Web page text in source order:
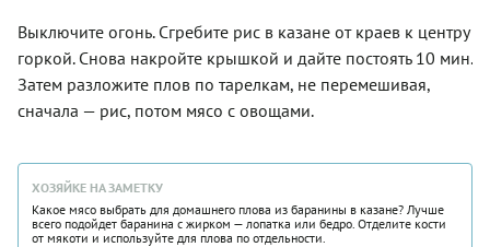
Выключите огонь. Сгребите рис в казане от краев к центру
горкой. Снова накройте крышкой и дайте постоять 10 мин.
Затем разложите плов по тарелкам, не перемешивая,
сначала — рис, потом мясо с овощами.
ХОЗЯЙКЕ НА ЗАМЕТКУ
Какое мясо выбрать для домашнего плова из баранины в казане? Лучше
всего подойдет баранина с жирком — лопатка или бедро. Отделите кости
от мякоти и используйте для плова по отдельности.